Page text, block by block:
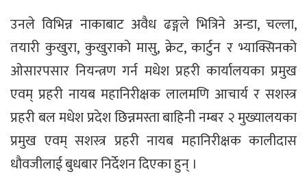
उनले विभिन्न नाकाबाट अवैध ढङ्गले भित्रिने अन्डा, चल्ला,
तयारी कुखुरा, कुखुराको मासु, क्रेट, कार्टुन र भ्याक्सिनको
ओसारपसार नियन्त्रण गर्न मधेश प्रहरी कार्यालयका प्रमुख
एवम् प्रहरी नायब महानिरीक्षक लालमणि आचार्य र सशस्त्र
प्रहरी बल मधेश प्रदेश छिन्नमस्ता बाहिनी नम्बर २ मुख्यालयका
प्रमुख एवम् सशस्त्र प्रहरी नायब महानिरीक्षक कालीदास
धौवजीलाई बुधबार निर्देशन दिएका हुन् ।